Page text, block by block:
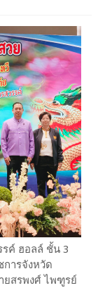
รค์ ฮอลล์ ชั้น 3
การจังหวัด
ยสรพงศ์ ไพฑูรย์